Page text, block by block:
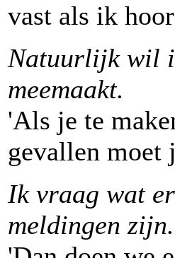
vast als ik
Natuurlijk wil
meemaakt.
'Als je te
gevallen moet
Ik vraag wat
meldingen zijn.